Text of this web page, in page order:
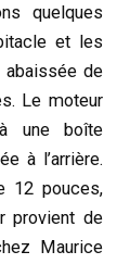
quelques
et les
de
Le moteur
une boîte
à l’arrière.
12 pouces,
provient de
Maurice